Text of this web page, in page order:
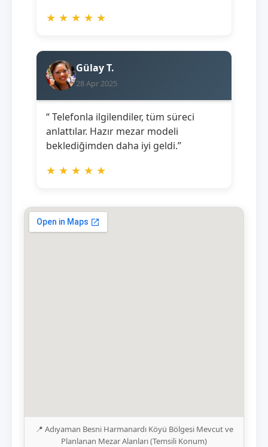
★ ★ ★ ★ ★
Gülay T.
28 Apr 2025
“ Telefonla ilgilendiler, tüm süreci
anlattılar. Hazır mezar modeli
beklediğimden daha iyi geldi.”
★ ★ ★ ★ ★
📍 Adıyaman Besni Harmanardı Köyü Bölgesi Mevcut ve
Planlanan Mezar Alanları (Temsili Konum)